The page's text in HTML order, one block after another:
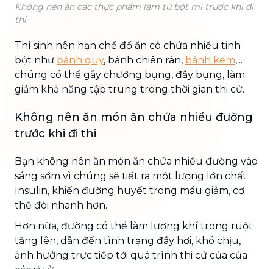
Không nên ăn các thực phẩm làm từ bột mì trước khi đi
thi
Thí sinh nên hạn chế đồ ăn có chứa nhiều tinh
bột như bánh quy, bánh chiên rán, bánh kem,...
chúng có thể gây chướng bụng, đầy bụng, làm
giảm khả năng tập trung trong thời gian thi cử.
Không nên ăn món ăn chứa nhiều đường
trước khi đi thi
Bạn không nên ăn món ăn chứa nhiều đường vào
sáng sớm vì chúng sẽ tiết ra một lượng lớn chất
Insulin, khiến đường huyết trong máu giảm, cơ
thể đói nhanh hơn.
Hơn nữa, đường có thể làm lượng khí trong ruột
tăng lên, dẫn đến tình trạng đầy hơi, khó chịu,
ảnh hưởng trực tiếp tới quá trình thi cử của của